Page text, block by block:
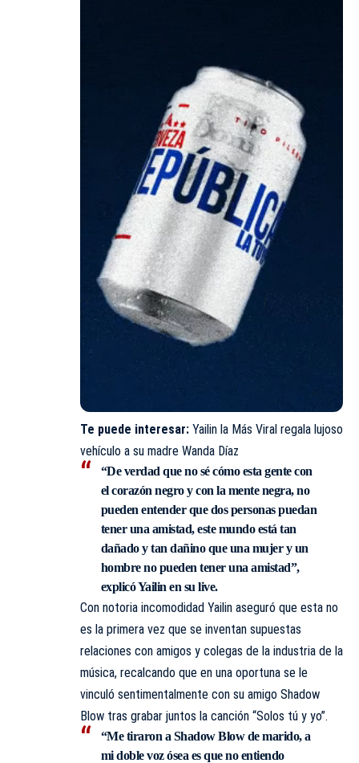
Te puede interesar: Yailin la Más Viral regala lujoso
vehículo a su madre Wanda Díaz
“De verdad que no sé cómo esta gente con
el corazón negro y con la mente negra, no
pueden entender que dos personas puedan
tener una amistad, este mundo está tan
dañado y tan dañino que una mujer y un
hombre no pueden tener una amistad”,
explicó Yailin en su live.
Con notoria incomodidad Yailin aseguró que esta no
es la primera vez que se inventan supuestas
relaciones con amigos y colegas de la industria de la
música, recalcando que en una oportuna se le
vinculó sentimentalmente con su amigo Shadow
Blow tras grabar juntos la canción “Solos tú y yo”.
“Me tiraron a Shadow Blow de marido, a
mi doble voz ósea es que no entiendo